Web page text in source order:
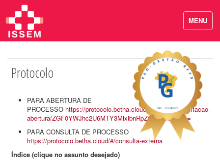
Protocolo
PARA ABERTURA DE
PROCESSO https://protocolo.betha.cloud/#/cidadao/solicitacao-
abertura/ZGF0YWJhc2U6MTY3MixlbnRpZGFkZToyNDA=
PARA CONSULTA DE PROCESSO
https://protocolo.betha.cloud/#/consulta-externa
Índice (clique no assunto desejado)
MENU